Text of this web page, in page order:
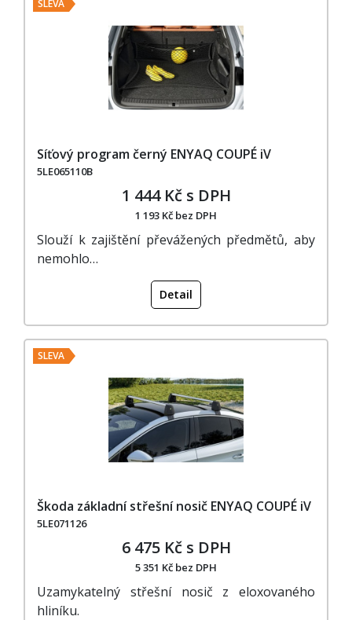
SLEVA
Síťový program černý ENYAQ COUPÉ iV
5LE065110B
1 444 Kč s DPH
1 193 Kč bez DPH
Slouží k zajištění převážených předmětů, aby
nemohlo…
Detail
SLEVA
Škoda základní střešní nosič ENYAQ COUPÉ iV
5LE071126
6 475 Kč s DPH
5 351 Kč bez DPH
Uzamykatelný střešní nosič z eloxovaného
hliníku.